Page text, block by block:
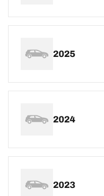
2025
2024
2023